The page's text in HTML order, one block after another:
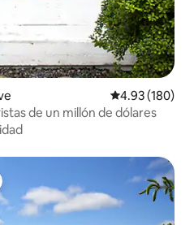
Calificación
4.93 (180)
de un millón de dólares